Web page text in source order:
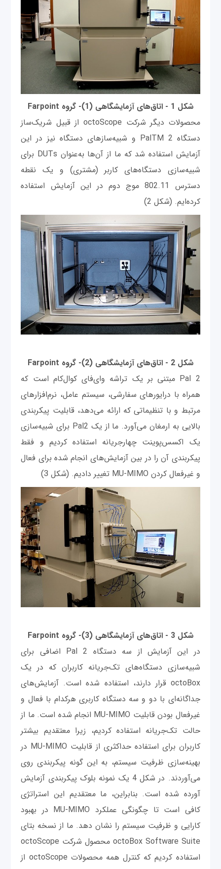
شکل 1 - اتاق‌های آزمایشگاهی (1)- گروه Farpoint
محصولات دیگر شرکت octoScope از قبیل شریک‌ساز
دستگاه PalTM 2 و شبیه‌سازهای دستگاه نیز در این
آزمایش استفاده شد که ما از آن‌ها به‌عنوان DUTs برای
شبیه‌سازی دستگاه‌های کاربر (مشتری) و یک نقطه
دسترس 802.11 موج دوم در این آزمایش استفاده
کرده‌ایم. (شکل 2)
شکل 2 - اتاق‌های آزمایشگاهی (2)- گروه Farpoint
Pal 2 مبتنی بر یک تراشه وای‌فای کوال‌کام است که
همراه با درایورهای سفارشی، سیستم ‌عامل، نرم‌افزارهای
مرتبط و با تنظیماتی که ارائه می‌دهد، قابلیت پیکربندی
بالایی به ارمغان می‌آورد. ما از یک Pal2 برای شبیه‌سازی
یک اکسس‌پوینت چهارجریانه استفاده کردیم و فقط
پیکربندی آن را در بین آزمایش‌های انجام شده برای فعال
و غیرفعال کردن MU-MIMO تغییر دادیم. (شکل 3)
شکل 3 - اتاق‌های آزمایشگاهی (3)- گروه Farpoint
در این آزمایش از سه دستگاه Pal 2 اضافی برای
شبیه‌سازی دستگاه‌های تک‌جریانه کاربران که در یک
octoBox قرار دارند، استفاده شده ‌است. آزمایش‌های
جداگانه‌ای با دو و سه دستگاه کاربری هرکدام با فعال و
غیرفعال بودن قابلیت MU-MIMO انجام شده است. ما از
حالت تک‌جریانه استفاده کردیم، زیرا معتقدیم بیشتر
کاربران برای استفاده حداکثری از قابلیت MU-MIMO در
بهینه‌سازی ظرفیت سیستم، به این گونه پیکربندی روی
می‌آوردند. در شکل 4 یک نمونه بلوک پیکربندی آزمایش
آورده شده ‌است. بنابراین، ما معتقدیم این استراتژی
کافی است تا چگونگی عملکرد MU-MIMO در بهبود
کارایی و ظرفیت سیستم را نشان دهد. ما از نسخه بتای
octoBox Software Suite محصول شرکت octoScope
استفاده کردیم که کنترل همه محصولات octoScope از